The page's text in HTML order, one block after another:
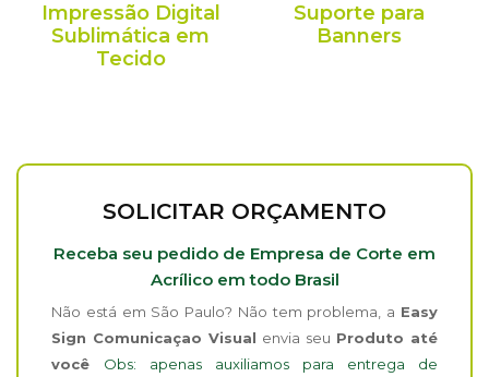
Impressão Digital
Sublimática em
Tecido
Suporte para
Banners
SOLICITAR ORÇAMENTO
Receba seu pedido de Empresa de Corte em
Acrílico em todo Brasil
Não está em São Paulo? Não tem problema, a Easy
Sign Comunicaçao Visual envia seu Produto até
você Obs: apenas auxiliamos para entrega de